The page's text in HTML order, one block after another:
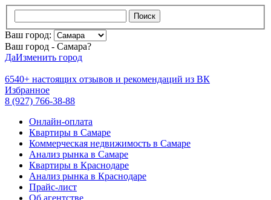
Поиск
Ваш город:
Ваш город - Самара?
ДаИзменить город
6540+ настоящих отзывов и рекомендаций из ВК
Избранное
8 (927) 766-38-88
Онлайн-оплата
Квартиры в Самаре
Коммерческая недвижимость в Самаре
Анализ рынка в Самаре
Квартиры в Краснодаре
Анализ рынка в Краснодаре
Прайс-лист
Об агентстве